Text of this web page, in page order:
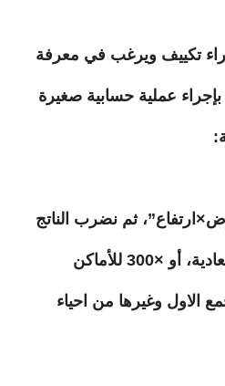
تكييف ويرغب في معرفة
بإجراء عملية حسابية صغيرة
ثم نضرب الناتج
×250 بالنسبة للأماكن العادية، أو ×300 للأماكن
الاول وغيرها من احياء